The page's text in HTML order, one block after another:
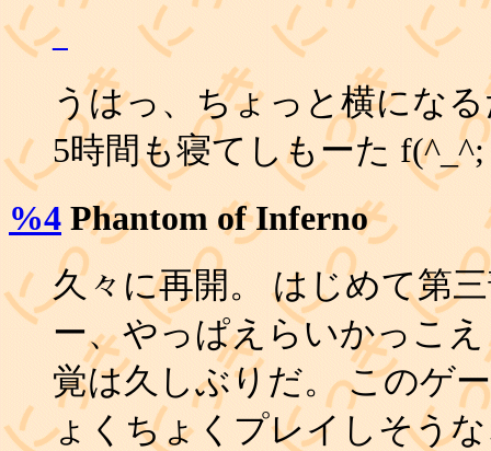
_
うはっ、ちょっと横にな
5時間も寝てしもーた
%4 Phantom of Inferno
久々に再開。 はじめて第
ー、やっぱえらいかっこ
覚は久しぶりだ。 このゲ
ょくちょくプレイしそう